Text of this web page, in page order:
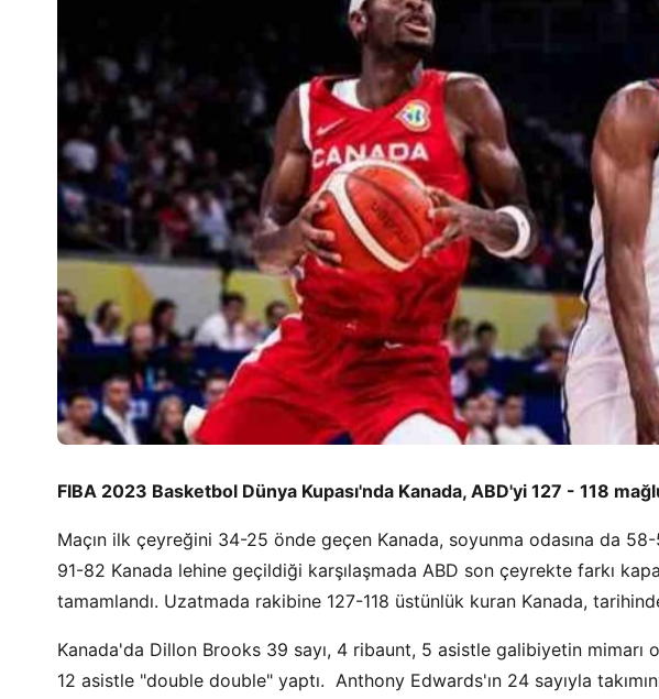
FIBA 2023 Basketbol Dünya Kupası'nda Kanada, ABD'yi 127 - 118
Maçın ilk çeyreğini 34-25 önde geçen Kanada, soyunma odasına da
91-82 Kanada lehine geçildiği karşılaşmada ABD son çeyrekte farkı
tamamlandı. Uzatmada rakibine 127-118 üstünlük kuran Kanada,
Kanada'da Dillon Brooks 39 sayı, 4 ribaunt, 5 asistle galibiyetin mimarı
12 asistle "double double" yaptı. Anthony Edwards'ın 24 sayıyla